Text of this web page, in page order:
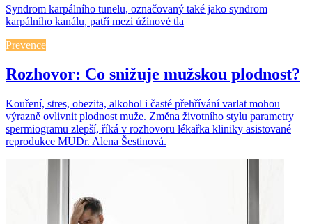
Syndrom karpálního tunelu, označovaný také jako syndrom
karpálního kanálu, patří mezi úžinové tla
Prevence
Rozhovor: Co snižuje mužskou plodnost?
Kouření, stres, obezita, alkohol i časté přehřívání varlat mohou
výrazně ovlivnit plodnost muže. Změna životního stylu parametry
spermiogramu zlepší, říká v rozhovoru lékařka kliniky asistované
reprodukce MUDr. Alena Šestinová.